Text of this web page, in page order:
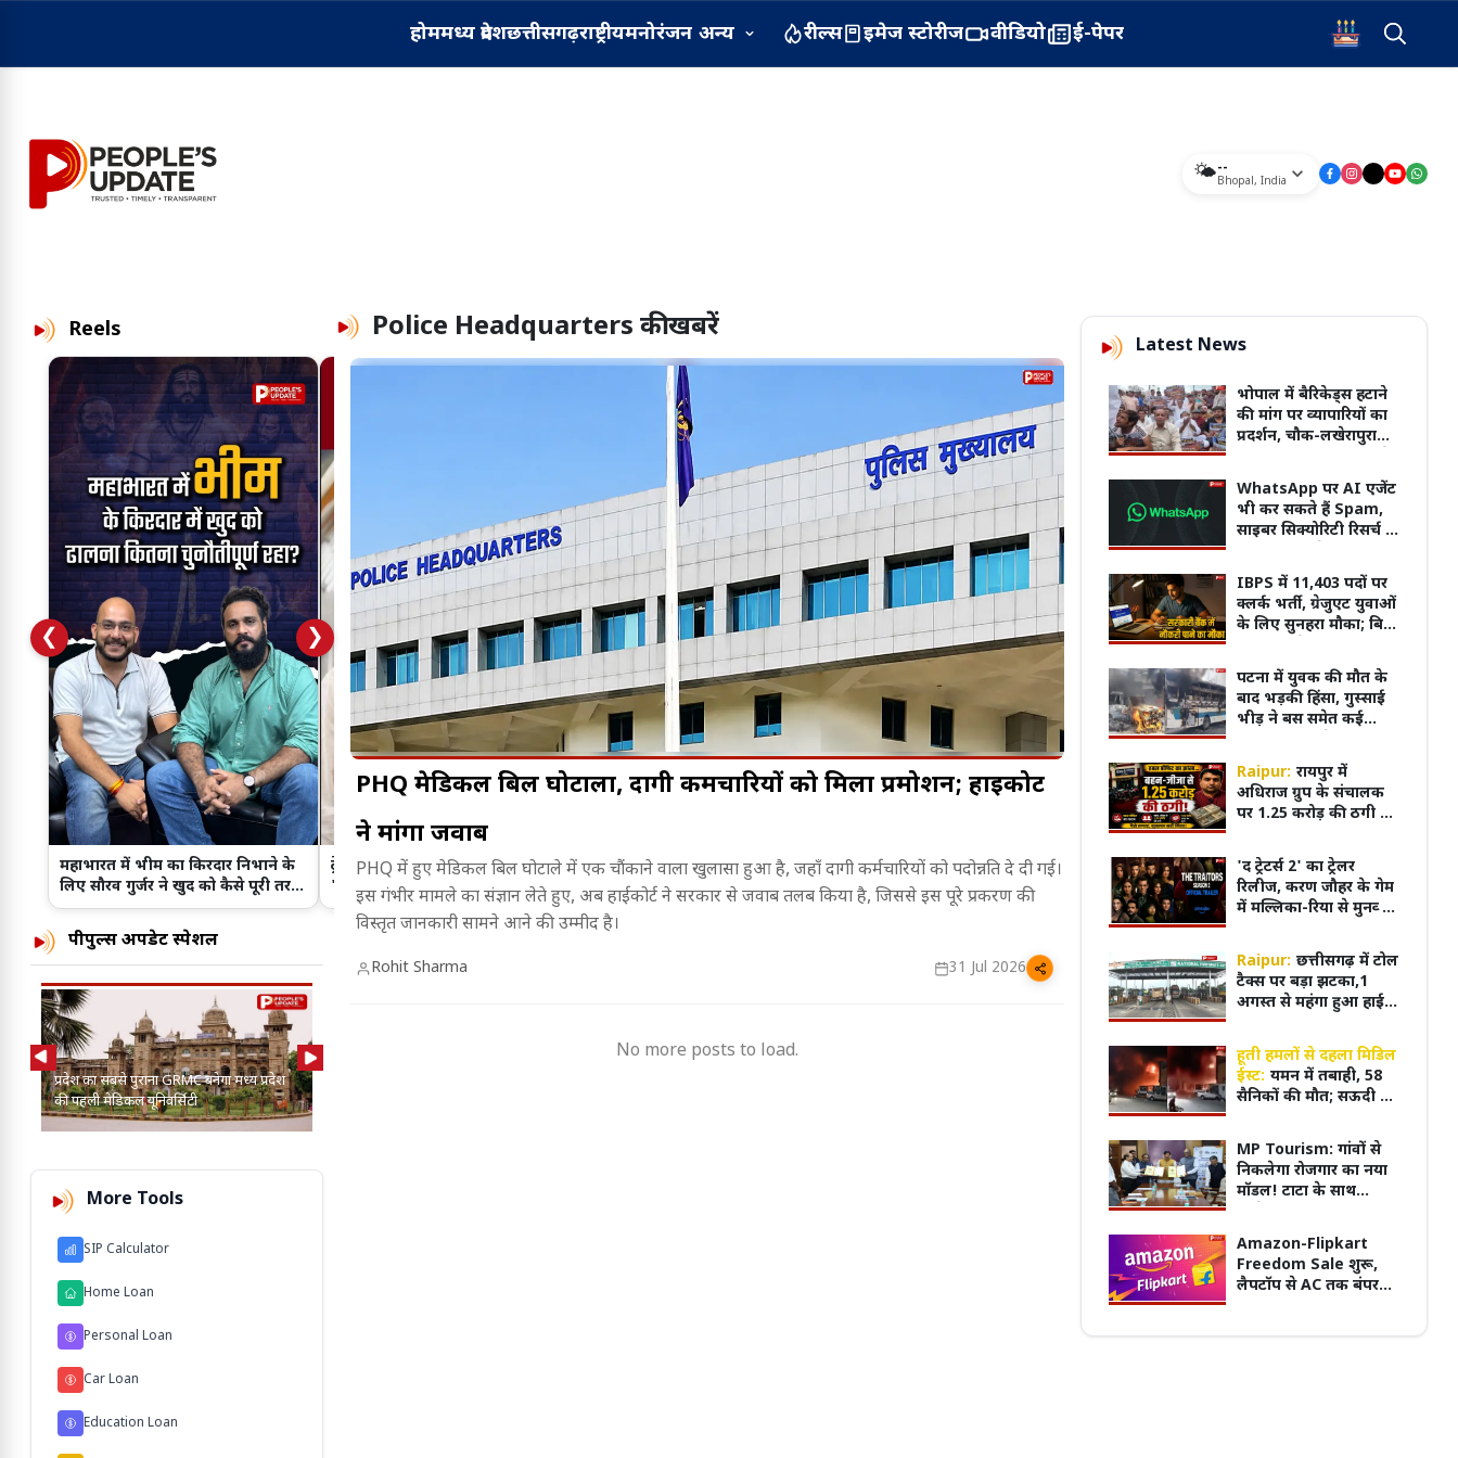
होममध्य प्रदेशछत्तीसगढ़राष्ट्रीयमनोरंजन अन्य रील्स इमेज स्टोरीज वीडियो ई-पेपर
🌤️--
Bhopal, India
Reels
महाभारत में भीम का किरदार निभाने के
लिए सौरव गुर्जर ने खुद को कैसे पूरी तरह
बदला?
ट्रेलर के बाद बढ़ा क्रेज...! फिल्म
'Batwara 1947' के प्रमोशन के लिए
Ahmedabad पहुंचे Sunny Deol
भोपाल में दुकानें सील, व्यापारियों का
फूटा गुस्सा, नगर निगम के खिलाफ
जोरदार प्रदर्शन
Mahabharata के भीम से WWE
रेसलर तक, जानिए Saurav Gurjar का
दमदार सफर
'दिल ना लिया...' गाने से वायरल हुए
'धूम' पहुंचे रांची, JPSC-JSSC छात्रों का
किया समर्थन!
❮ ❯
पीपुल्स अपडेट स्पेशल
प्रदेश का सबसे पुराना GRMC बनेगा मध्य प्रदेश
की पहली मेडिकल यूनिवर्सिटी
मुख्यमंत्री का किस्सा-
नेहरू के विरोध पर कांग्रेस
से बाहर हुए; एक साथ तीन चुनाव हारने का रिकॉर्ड,
15 साल पुरानी बसों के नियम पर बवाल, 7 अगस्त
से अनिश्चितकालीन हड़ताल पर जाएंगे प्राइवेट बस
प्रदेश का सबसे पुराना GRMC बनेगा मध्य प्रदेश
की पहली मेडिकल यूनिवर्सिटी
More Tools
SIP Calculator
Home Loan
Personal Loan
Car Loan
Education Loan
Police Headquarters की खबरें
PHQ मेडिकल बिल घोटाला, दागी कर्मचारियों को मिला प्रमोशन; हाईकोर्ट
ने मांगा जवाब
PHQ में हुए मेडिकल बिल घोटाले में एक चौंकाने वाला खुलासा हुआ है, जहाँ दागी कर्मचारियों को पदोन्नति दे दी गई।
इस गंभीर मामले का संज्ञान लेते हुए, अब हाईकोर्ट ने सरकार से जवाब तलब किया है, जिससे इस पूरे प्रकरण की
विस्तृत जानकारी सामने आने की उम्मीद है।
Rohit Sharma 31 Jul 2026
No more posts to load.
Latest News
भोपाल में बैरिकेड्स हटाने
की मांग पर व्यापारियों का
प्रदर्शन, चौक-लखेरापुरा
पर बैठे कारोबारी
WhatsApp पर AI एजेंट
भी कर सकते हैं Spam,
साइबर सिक्योरिटी रिसर्च ने
IBPS में 11,403 पदों पर
क्लर्क भर्ती, ग्रेजुएट युवाओं
के लिए सुनहरा मौका; बिना
पटना में युवक की मौत के
बाद भड़की हिंसा, गुस्साई
भीड़ ने बस समेत कई
हाईवे पर लगाया जाम
Raipur: रायपुर में
अधिराज ग्रुप के संचालक
पर 1.25 करोड़ की ठगी का
पार्टनर बनाकर फर्जी
दस्तखत से फर्म से किया
बाहर
'द ट्रेटर्स 2' का ट्रेलर
रिलीज, करण जौहर के गेम
में मल्लिका-रिया से मुनव्वर
टक्कर
Raipur: छत्तीसगढ़ में टोल
टैक्स पर बड़ा झटका,1
अगस्त से महंगा हुआ हाईवे
हूती हमलों से दहला मिडिल
ईस्ट: यमन में तबाही, 58
सैनिकों की मौत; सऊदी में
MP Tourism: गांवों से
निकलेगा रोजगार का नया
मॉडल! टाटा के साथ
को मिलेंगे रोजगार के नए
मौके
Amazon-Flipkart
Freedom Sale शुरू,
लैपटॉप से AC तक बंपर